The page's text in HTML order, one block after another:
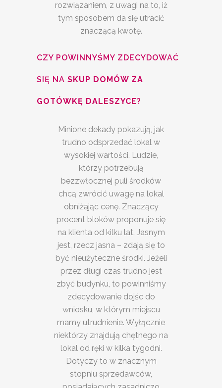
rozwiązaniem, z uwagi na to, iż
tym sposobem da się utracić
znaczącą kwotę.
CZY POWINNYŚMY ZDECYDOWAĆ
SIĘ NA SKUP DOMÓW ZA
GOTÓWKĘ DALESZYCE?
Minione dekady pokazują, jak
trudno odsprzedać lokal w
wysokiej wartości. Ludzie,
którzy potrzebują
bezzwłocznej puli środków
chcą zwrócić uwagę na lokal
obniżając cenę. Znaczący
procent bloków proponuje się
na klienta od kilku lat. Jasnym
jest, rzecz jasna – zdają się to
być nieużyteczne środki. Jeżeli
przez długi czas trudno jest
zbyć budynku, to powinniśmy
zdecydowanie dojśc do
wniosku, w którym miejscu
mamy utrudnienie. Wyłącznie
niektórzy znajdują chętnego na
lokal od ręki w kilka tygodni.
Dotyczy to w znacznym
stopniu sprzedawców,